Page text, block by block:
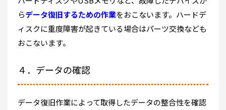
らデータ復旧するための作業をおこないます。ハードデ
ィスクに重度障害が起きている場合はパーツ交換なども
おこないます。
４．データの確認
データ復旧作業によって取得したデータの整合性を確認